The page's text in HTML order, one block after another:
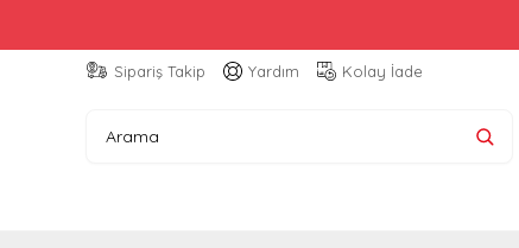
Sipariş Takip Yardım Kolay İade